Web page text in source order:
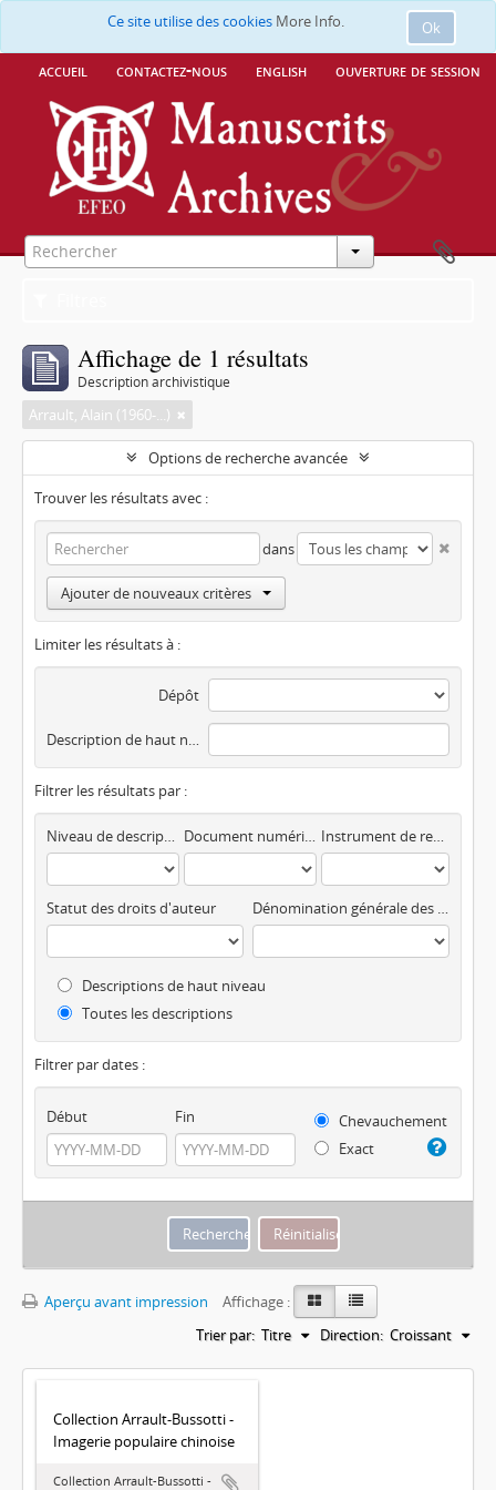
Ok
Ce site utilise des cookies More Info.
accueil contactez-nous english ouverture de session
Affichage de 1 résultats
Description archivistique
Arrault, Alain (1960-...)
Options de recherche avancée
Trouver les résultats avec :
dans
Ajouter de nouveaux critères
Limiter les résultats à :
Dépôt
Description de haut niveau
Filtrer les résultats par :
Niveau de description Document numérisé disponible Instrument de recherche
Statut des droits d'auteur Dénomination générale des documents
Descriptions de haut niveau
Toutes les descriptions
Filtrer par dates :
Début Fin
Chevauchement
Exact
Aperçu avant impression
Affichage :
Trier par: Titre Direction: Croissant
Collection Arrault-Bussotti -
Imagerie populaire chinoise
Collection Arrault-Bussotti -